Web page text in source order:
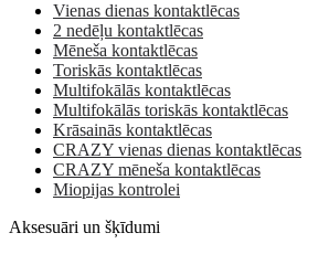
Vienas dienas kontaktlēcas
2 nedēļu kontaktlēcas
Mēneša kontaktlēcas
Toriskās kontaktlēcas
Multifokālās kontaktlēcas
Multifokālās toriskās kontaktlēcas
Krāsainās kontaktlēcas
CRAZY vienas dienas kontaktlēcas
CRAZY mēneša kontaktlēcas
Miopijas kontrolei
Aksesuāri un šķīdumi